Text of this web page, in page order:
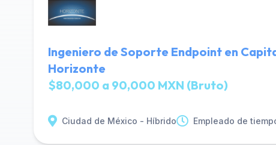
Ingeniero de Soporte Endpoint en
Horizonte
$80,000 a 90,000 MXN (Bruto)
Ciudad de México - Híbrido Empleado de